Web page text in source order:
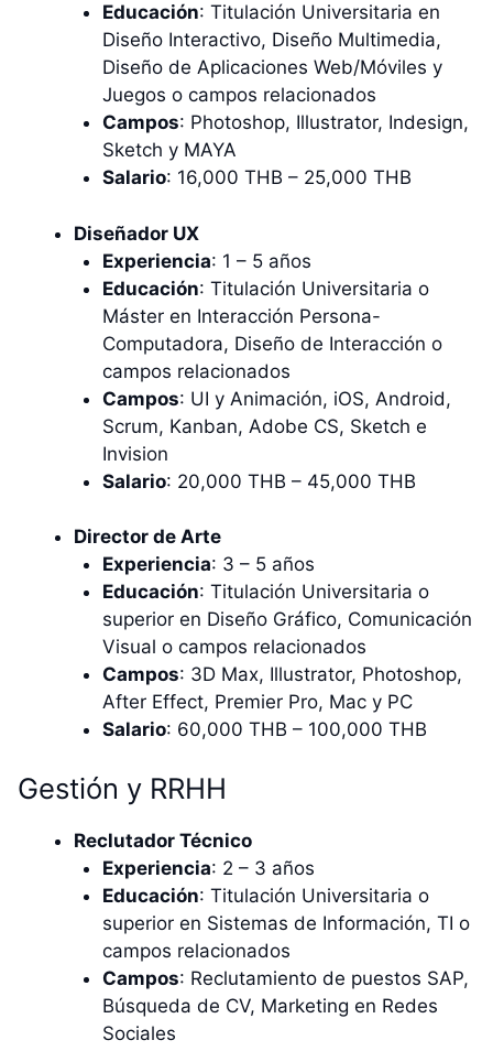
Educación: Titulación Universitaria en
Diseño Interactivo, Diseño Multimedia,
Diseño de Aplicaciones Web/Móviles y
Juegos o campos relacionados
Campos: Photoshop, Illustrator, Indesign,
Sketch y MAYA
Salario: 16,000 THB – 25,000 THB
Diseñador UX
Experiencia: 1 – 5 años
Educación: Titulación Universitaria o
Máster en Interacción Persona-
Computadora, Diseño de Interacción o
campos relacionados
Campos: UI y Animación, iOS, Android,
Scrum, Kanban, Adobe CS, Sketch e
Invision
Salario: 20,000 THB – 45,000 THB
Director de Arte
Experiencia: 3 – 5 años
Educación: Titulación Universitaria o
superior en Diseño Gráfico, Comunicación
Visual o campos relacionados
Campos: 3D Max, Illustrator, Photoshop,
After Effect, Premier Pro, Mac y PC
Salario: 60,000 THB – 100,000 THB
Gestión y RRHH
Reclutador Técnico
Experiencia: 2 – 3 años
Educación: Titulación Universitaria o
superior en Sistemas de Información, TI o
campos relacionados
Campos: Reclutamiento de puestos SAP,
Búsqueda de CV, Marketing en Redes
Sociales